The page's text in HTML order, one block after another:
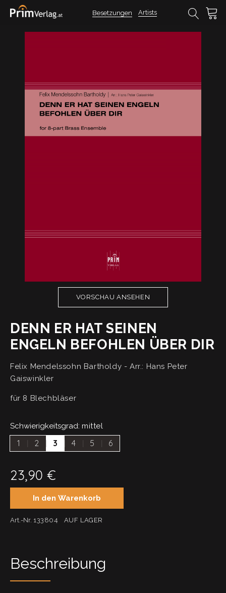
Besetzungen Artists
VORSCHAU ANSEHEN
DENN ER HAT SEINEN
ENGELN BEFOHLEN ÜBER DIR
Felix Mendelssohn Bartholdy - Arr.: Hans Peter
Gaiswinkler
für 8 Blechbläser
Schwierigkeitsgrad: mittel
1 2 3 4 5 6
23,90 €
In den Warenkorb
Art.-Nr. 133804 AUF LAGER
Beschreibung